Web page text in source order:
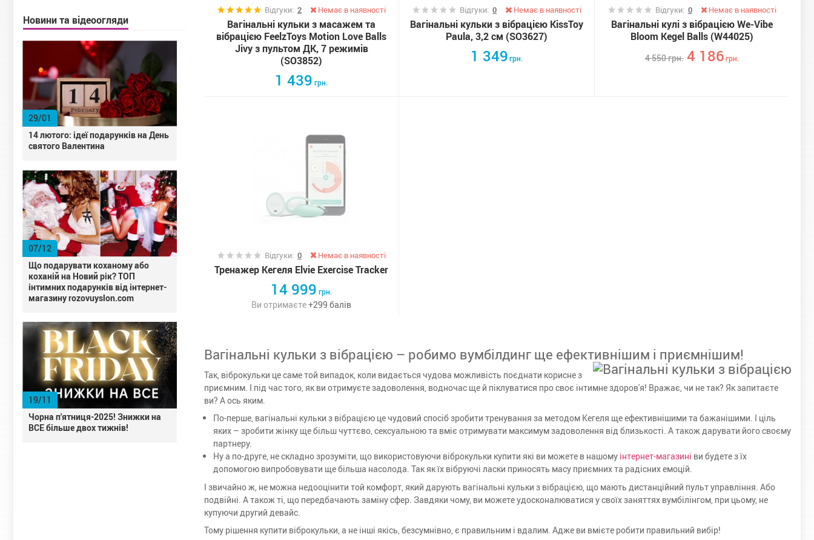
Новини та відеоогляди
29/01
14 лютого: ідеї подарунків на День
святого Валентина
07/12
Що подарувати коханому або
коханій на Новий рік? ТОП
інтимних подарунків від інтернет-
магазину rozovuyslon.com
19/11
Чорна п'ятниця-2025! Знижки на
ВСЕ більше двох тижнів!
Відгуки: 2 Немає в наявності
Вагінальні кульки з масажем та
вібрацією FeelzToys Motion Love Balls
Jivy з пультом ДК, 7 режимів
(SO3852)
1 439 грн.
Відгуки:0 Немає в наявності
Вагінальні кульки з вібрацією KissToy
Paula, 3,2 см (SO3627)
1 349грн.
Відгуки: 0 Немає в наявності
Вагінальні кулі з вібрацією We-Vibe
Bloom Kegel Balls (W44025)
4 550грн. 4 186грн.
Відгуки: 0 Немає в наявності
Тренажер Кегеля Elvie Exercise Tracker
14 999 грн.
Ви отримаєте+299 балів
Вагінальні кульки з вібрацією – робимо вумбілдинг ще ефективнішим і приємнішим!
Так, віброкульки це саме той випадок, коли видається чудова можливість поєднати корисне з
приємним. І під час того, як ви отримуєте задоволення, водночас ще й піклуватися про своє інтимне здоров'я! Вражає, чи не так? Як запитаєте
ви? А ось яким.
По-перше, вагінальні кульки з вібрацією це чудовий спосіб зробити тренування за методом Кегеля ще ефективнішими та бажанішими. І ціль
яких – зробити жінку ще більш чуттєво, сексуальною та вміє отримувати максимум задоволення від близькості. А також дарувати його своєму
партнеру.
Ну а по-друге, не складно зрозуміти, що використовуючи віброкульки купити які ви можете в нашому інтернет-магазині ви будете з їх
допомогою випробовувати ще більша насолода. Так як їх вібруючі ласки приносять масу приємних та радісних емоцій.
І звичайно ж, не можна недооцінити той комфорт, який дарують вагінальні кульки з вібрацією, що мають дистанційний пульт управління. Або
подвійні. А також ті, що передбачають заміну сфер. Завдяки чому, ви можете удосконалюватися у своїх заняттях вумбілінгом, при цьому, не
купуючи другий девайс.
Тому рішення купити віброкульки, а не інші якісь, безсумнівно, є правильним і вдалим. Адже ви вмієте робити правильний вибір!